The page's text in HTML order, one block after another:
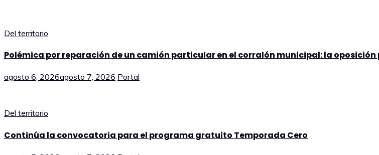
Del territorio
Polémica por reparación de un camión particular en el corralón municipal: la
agosto 6, 2026agosto 7, 2026 Portal
Del territorio
Continúa la convocatoria para el programa gratuito Temporada Cero